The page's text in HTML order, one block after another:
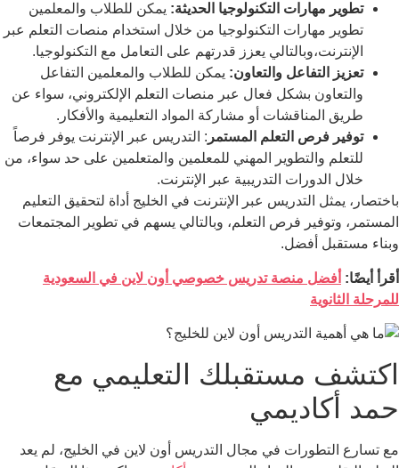
تطوير مهارات التكنولوجيا الحديثة: يمكن للطلاب والمعلمين
تطوير مهارات التكنولوجيا من خلال استخدام منصات التعلم عبر
الإنترنت،وبالتالي يعزز قدرتهم على التعامل مع التكنولوجيا.
تعزيز التفاعل والتعاون: يمكن للطلاب والمعلمين التفاعل
والتعاون بشكل فعال عبر منصات التعلم الإلكتروني، سواء عن
طريق المناقشات أو مشاركة المواد التعليمية والأفكار.
توفير فرص التعلم المستمر : التدريس عبر الإنترنت يوفر فرصاً
للتعلم والتطوير المهني للمعلمين والمتعلمين على حد سواء، من
خلال الدورات التدريبية عبر الإنترنت.
باختصار، يمثل التدريس عبر الإنترنت في الخليج أداة لتحقيق التعليم
المستمر، وتوفير فرص التعلم، وبالتالي يسهم في تطوير المجتمعات
وبناء مستقبل أفضل.
أقرأ أيضًا: أفضل منصة تدريس خصوصي أون لاين في السعودية
للمرحلة الثانوية
اكتشف مستقبلك التعليمي مع
حمد أكاديمي
مع تسارع التطورات في مجال التدريس أون لاين في الخليج، لم يعد